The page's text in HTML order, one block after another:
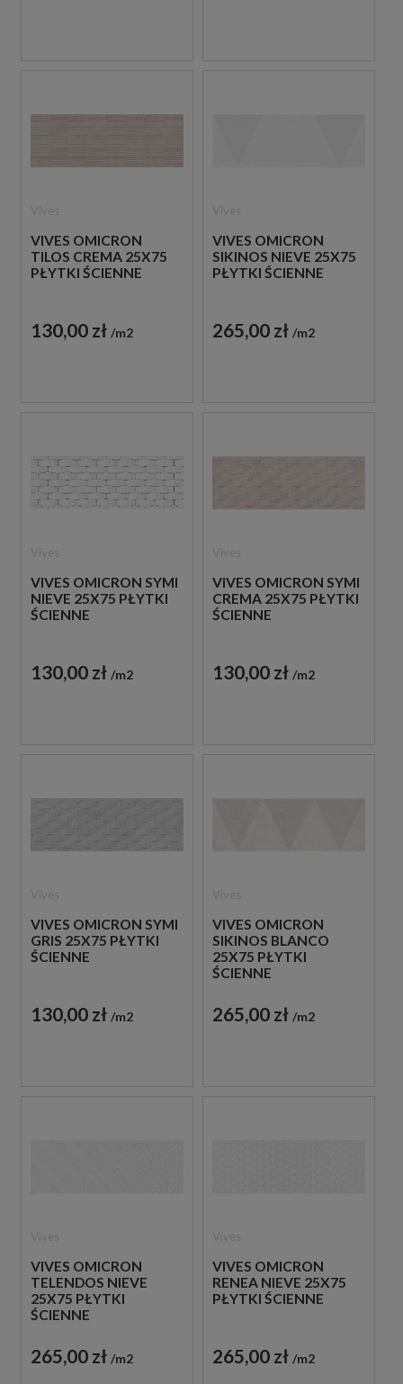
VIVES OMICRON
TILOS CREMA 25X75
PŁYTKI ŚCIENNE
130,00 zł m2
VIVES OMICRON
SIKINOS NIEVE 25X75
PŁYTKI ŚCIENNE
265,00 zł m2
VIVES OMICRON SYMI
NIEVE 25X75 PŁYTKI
ŚCIENNE
130,00 zł m2
VIVES OMICRON SYMI
CREMA 25X75 PŁYTKI
ŚCIENNE
130,00 zł m2
VIVES OMICRON SYMI
GRIS 25X75 PŁYTKI
ŚCIENNE
130,00 zł m2
VIVES OMICRON
SIKINOS BLANCO
25X75 PŁYTKI
ŚCIENNE
265,00 zł m2
VIVES OMICRON
TELENDOS NIEVE
25X75 PŁYTKI
ŚCIENNE
265,00 zł m2
VIVES OMICRON
RENEA NIEVE 25X75
PŁYTKI ŚCIENNE
265,00 zł m2